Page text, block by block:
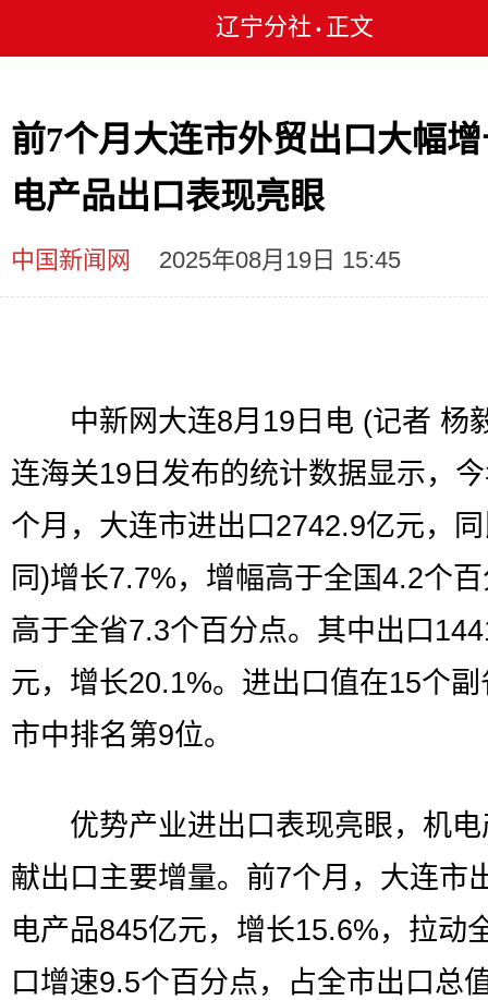
辽宁分社 • 正文
前7个月大连市外贸出口大幅
电产品出口表现亮眼
中国新闻网 2025年08月19日 15:45
中新网大连8月19日电 (记者 杨
连海关19日发布的统计数据显示，
个月，大连市进出口2742.9亿元，
同)增长7.7%，增幅高于全国4.2个
高于全省7.3个百分点。其中出口
元，增长20.1%。进出口值在15个
市中排名第9位。
优势产业进出口表现亮眼，机电
献出口主要增量。前7个月，大连市
电产品845亿元，增长15.6%，拉动
口增速9.5个百分点，占全市出口总